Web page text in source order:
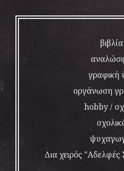
βιβλία
γραφική
οργάνωση
hobby /
Δια χειρός